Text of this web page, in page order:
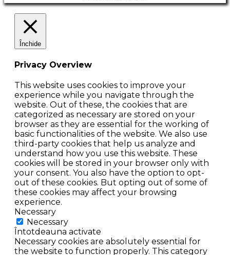
Închide
Privacy Overview
This website uses cookies to improve your
experience while you navigate through the
website. Out of these, the cookies that are
categorized as necessary are stored on your
browser as they are essential for the working of
basic functionalities of the website. We also use
third-party cookies that help us analyze and
understand how you use this website. These
cookies will be stored in your browser only with
your consent. You also have the option to opt-
out of these cookies. But opting out of some of
these cookies may affect your browsing
experience.
Necessary
Necessary
Întotdeauna activate
Necessary cookies are absolutely essential for
the website to function properly. This category